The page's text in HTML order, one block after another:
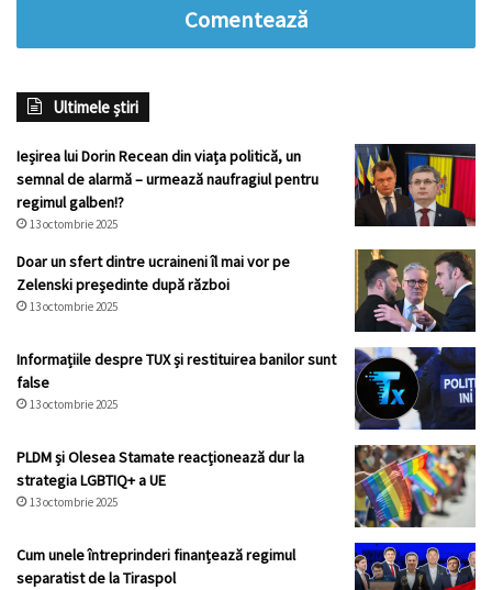
Comentează
Ultimele știri
Ieșirea lui Dorin Recean din viața politică, un
semnal de alarmă – urmează naufragiul pentru
regimul galben!?
13 octombrie 2025
Doar un sfert dintre ucraineni îl mai vor pe
Zelenski președinte după război
13 octombrie 2025
Informațiile despre TUX și restituirea banilor sunt
false
13 octombrie 2025
PLDM și Olesea Stamate reacționează dur la
strategia LGBTIQ+ a UE
13 octombrie 2025
Cum unele întreprinderi finanțează regimul
separatist de la Tiraspol